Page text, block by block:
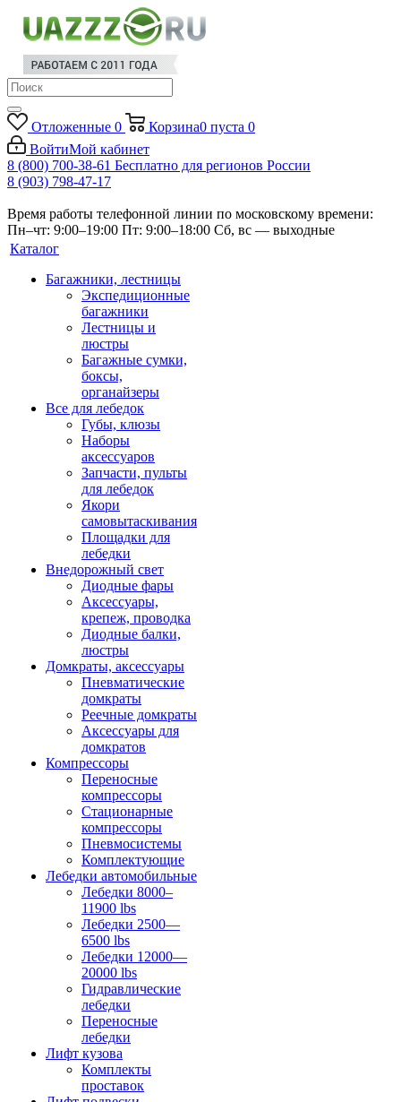
Отложенные 0 Корзина0 пуста 0
ВойтиМой кабинет
8 (800) 700-38-61 Бесплатно для регионов России
8 (903) 798-47-17
Время работы телефонной линии по московскому времени:
Пн–чт: 9:00–19:00 Пт: 9:00–18:00 Сб, вс — выходные
Каталог
Багажники, лестницы
Экспедиционные
багажники
Лестницы и
люстры
Багажные сумки,
боксы,
органайзеры
Все для лебедок
Губы, клюзы
Наборы
аксессуаров
Запчасти, пульты
для лебедок
Якори
самовытаскивания
Площадки для
лебедки
Внедорожный свет
Диодные фары
Аксессуары,
крепеж, проводка
Диодные балки,
люстры
Домкраты, аксессуары
Пневматические
домкраты
Реечные домкраты
Аксессуары для
домкратов
Компрессоры
Переносные
компрессоры
Стационарные
компрессоры
Пневмосистемы
Комплектующие
Лебедки автомобильные
Лебедки 8000–
11900 lbs
Лебедки 2500—
6500 lbs
Лебедки 12000—
20000 lbs
Гидравлические
лебедки
Переносные
лебедки
Лифт кузова
Комплекты
проставок